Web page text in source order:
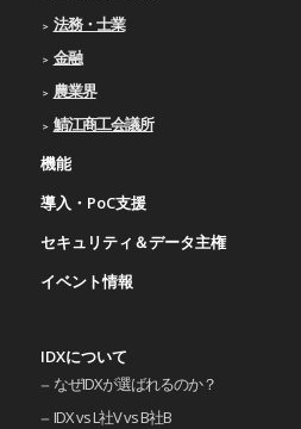
法務・士業
金融
農業界
鯖江商工会議所
機能
導入・PoC支援
セキュリティ＆データ主権
イベント情報
IDXについて
なぜIDXが選ばれるのか？
IDX vs L社V vs B社B